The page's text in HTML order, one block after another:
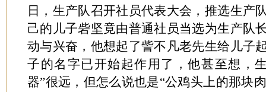
日，生产队召开社员代表大会，推选生产
己的儿子砦坚竟由普通社员当选为生产队
动与兴奋，他想起了訾不凡老先生给儿子
子的名字已开始起作用了，他甚至想，
器”很远，但怎么说也是“公鸡头上的那块